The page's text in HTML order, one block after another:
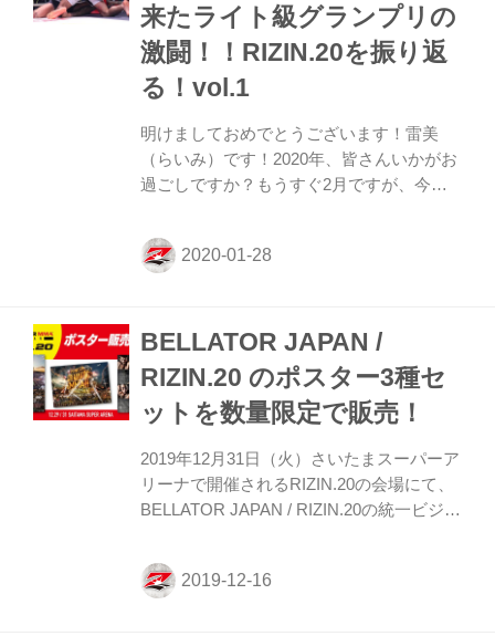
来たライト級グランプリの
激闘！！RIZIN.20を振り返
る！vol.1
明けましておめでとうございます！雷美
（らいみ）です！2020年、皆さんいかがお
過ごしですか？もうすぐ2月ですが、今年
いします！ この「教えてチャーリー！」
は、格闘技初心者の私が、RIZINマッチメ
指して試合を振り返っていく企画です！ 今
回初めての年末大会でとても大変でした
が、それ以上にとっての素晴らしい大会で
したね！凄く感動する試合ばかりで、年明
た。。そんな年末大会の喪失感を埋めるべ
く、今回もチャーリーさんの元へやってき
ました！早速チ...
BELLATOR JAPAN /
RIZIN.20 のポスター3種セ
ットを数量限定で販売！
2019年12月31日（火）さいたまスーパーア
リーナで開催されるRIZIN.20の会場にて、
BELLATOR JAPAN / RIZIN.20の統一ビジュ
ンプリのビジュアルのポスター3種を数量
限定でセット販売することが決定したぞ！